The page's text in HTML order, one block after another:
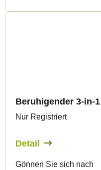
Beruhigender 3-in-
Nur Registriert
Detail
Gönnen Sie sich nach